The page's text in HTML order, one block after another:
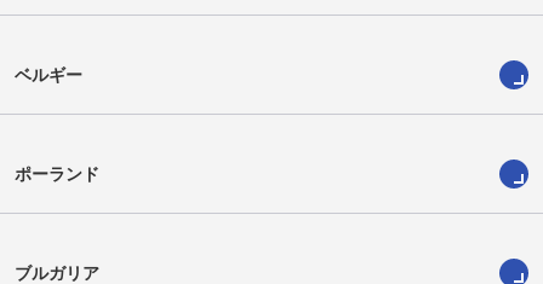
ベルギー
ポーランド
ブルガリア